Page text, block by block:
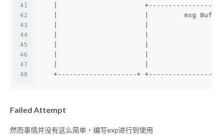
41
42
43
44
45
46
47
48
|
|                      |         msg
+--------------------+
Failed Attempt
然而事情并没有这么简单，编写exp进行到使用